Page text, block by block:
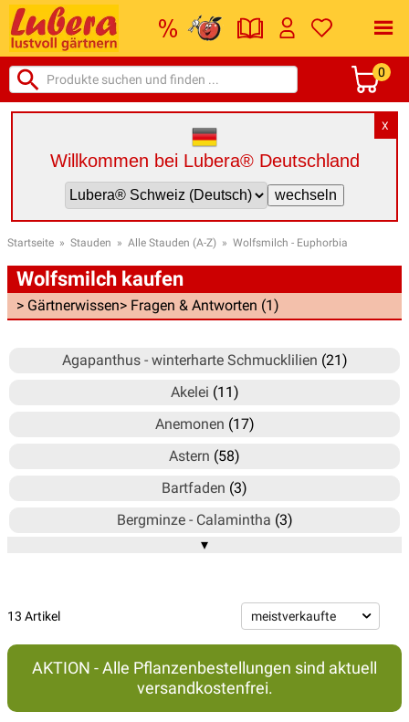
0
X
Willkommen bei Lubera® Deutschland
Startseite » Stauden » Alle Stauden (A-Z) » Wolfsmilch - Euphorbia
Wolfsmilch kaufen
> Gärtnerwissen> Fragen & Antworten (1)
Agapanthus - winterharte Schmucklilien (21)
Akelei (11)
Anemonen (17)
Astern (58)
Bartfaden (3)
Bergminze - Calamintha (3)
Blausternbusch - Amsonia
Braunelle(4)
Delosperma - Mittagsblume(6)
Duftnessel(4)
▾
13 Artikel
AKTION - Alle Pflanzenbestellungen sind aktuell
versandkostenfrei.